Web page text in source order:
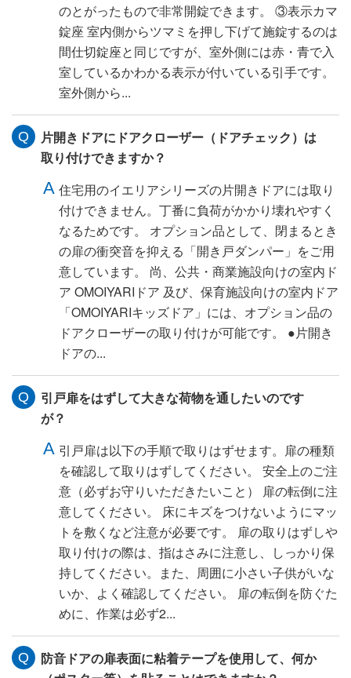
のとがったもので非常開錠できます。 ③表示カマ
錠座 室内側からツマミを押し下げて施錠するのは
間仕切錠座と同じですが、室外側には赤・青で入
室しているかわかる表示が付いている引手です。
室外側から...
片開きドアにドアクローザー（ドアチェック）は
取り付けできますか？
住宅用のイエリアシリーズの片開きドアには取り
付けできません。丁番に負荷がかかり壊れやすく
なるためです。 オプション品として、閉まるとき
の扉の衝突音を抑える「開き戸ダンパー」をご用
意しています。 尚、公共・商業施設向けの室内ド
ア OMOIYARIドア 及び、保育施設向けの室内ドア
「OMOIYARIキッズドア」には、オプション品の
ドアクローザーの取り付けが可能です。 ●片開き
ドアの...
引戸扉をはずして大きな荷物を通したいのです
が？
引戸扉は以下の手順で取りはずせます。扉の種類
を確認して取りはずしてください。 安全上のご注
意（必ずお守りいただきたいこと） 扉の転倒に注
意してください。 床にキズをつけないようにマッ
トを敷くなど注意が必要です。 扉の取りはずしや
取り付けの際は、指はさみに注意し、しっかり保
持してください。また、周囲に小さい子供がいな
いか、よく確認してください。 扉の転倒を防ぐた
めに、作業は必ず2...
防音ドアの扉表面に粘着テープを使用して、何か